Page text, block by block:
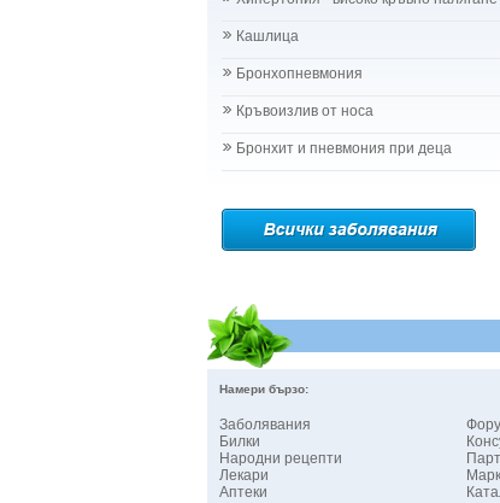
Кашлица
Бронхопневмония
Кръвоизлив от носа
Бронхит и пневмония при деца
Намери бързо:
Заболявания
Билки
Народни рецепти
Лекари
Аптеки